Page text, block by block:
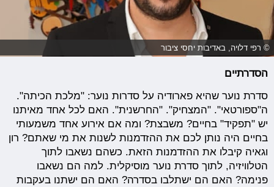
© רפי דלויה, באדיבות יחסי ציבור
הסדרתיים
סדרת נוער שהיא פארודיה על סדרות נוער: "מלכת הכיתה".
ה"ספורטאי". "המצחיק". "החרשנית". האם לכל אחד מאיתנו
יש "תפקיד" בחיים? משבצת? ומה אם אירוע אחד משמעותי
בחיים היה נותן לכם את ההזדמנות לשנות את מי שאתם? רון
וגאיה קיבלו את ההזדמנות הזאת. כשהם נשאבו לתוך
הטלוויזיה, לתוך סדרת נוער מוסיקלית. למה הם נשאבו
פנימה? האם הם ישתלבו בסדרה? האם הם ישתנו בעקבות